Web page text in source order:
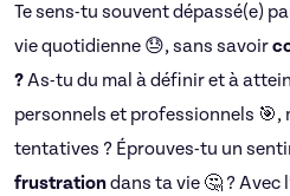
Te sens-tu souvent dépassé(e)
vie quotidienne 😓, sans savoir
?As-tu du mal à définir et à
personnels et professionnels 🎯,
tentatives ? Éprouves-tu un
frustrationdans ta vie 🤔 ? Avec